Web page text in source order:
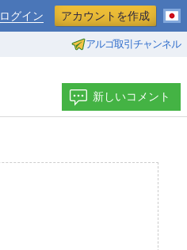
アルゴ取引チャンネル
ログイン アカウントを作成
新しいコメント